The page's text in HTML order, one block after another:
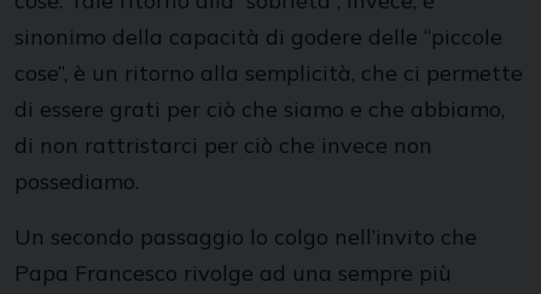
sinonimo della capacità di godere delle “piccole
cose”, è un ritorno alla semplicità, che ci permette
di essere grati per ciò che siamo e che abbiamo,
di non rattristarci per ciò che invece non
possediamo.
Un secondo passaggio lo colgo nell’invito che
Papa Francesco rivolge ad una sempre più